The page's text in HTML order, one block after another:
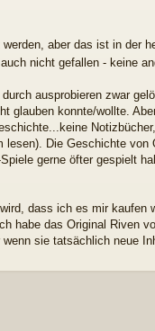
aber das ist in der
nicht gefallen - keine
ausprobieren zwar
konnte/wollte.
Die Geschichte
gerne öfter gespielt
dass ich es mir kaufen
habe das Original Riven
sie tatsächlich neue